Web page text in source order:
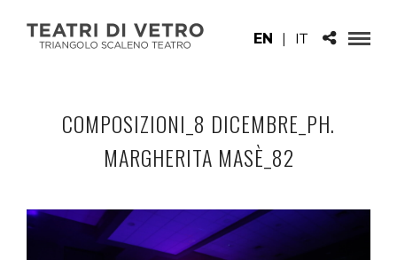
EN | IT
COMPOSIZIONI_8 DICEMBRE_PH.
MARGHERITA MASÈ_82